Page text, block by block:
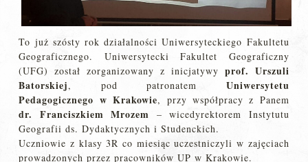
To już szósty rok działalności Uniwersyteckiego Fakultetu
Geograficznego. Uniwersytecki Fakultet Geograficzny
(UFG) został zorganizowany z inicjatywy prof. Urszuli
Batorskiej, pod patronatem Uniwersytetu
Pedagogicznego w Krakowie, przy współpracy z Panem
dr. Franciszkiem Mrozem – wicedyrektorem Instytutu
Geografii ds. Dydaktycznych i Studenckich.
Uczniowie z klasy 3R co miesiąc uczestniczyli w zajęciach
prowadzonych przez pracowników UP w Krakowie.